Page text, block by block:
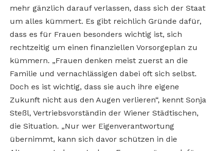
mehr gänzlich darauf verlassen, dass sich der Staat
um alles kümmert. Es gibt reichlich Gründe dafür,
dass es für Frauen besonders wichtig ist, sich
rechtzeitig um einen finanziellen Vorsorgeplan zu
kümmern. „Frauen denken meist zuerst an die
Familie und vernachlässigen dabei oft sich selbst.
Doch es ist wichtig, dass sie auch ihre eigene
Zukunft nicht aus den Augen verlieren“, kennt Sonja
Steßl, Vertriebsvorständin der Wiener Städtischen,
die Situation. „Nur wer Eigenverantwortung
übernimmt, kann sich davor schützen in die